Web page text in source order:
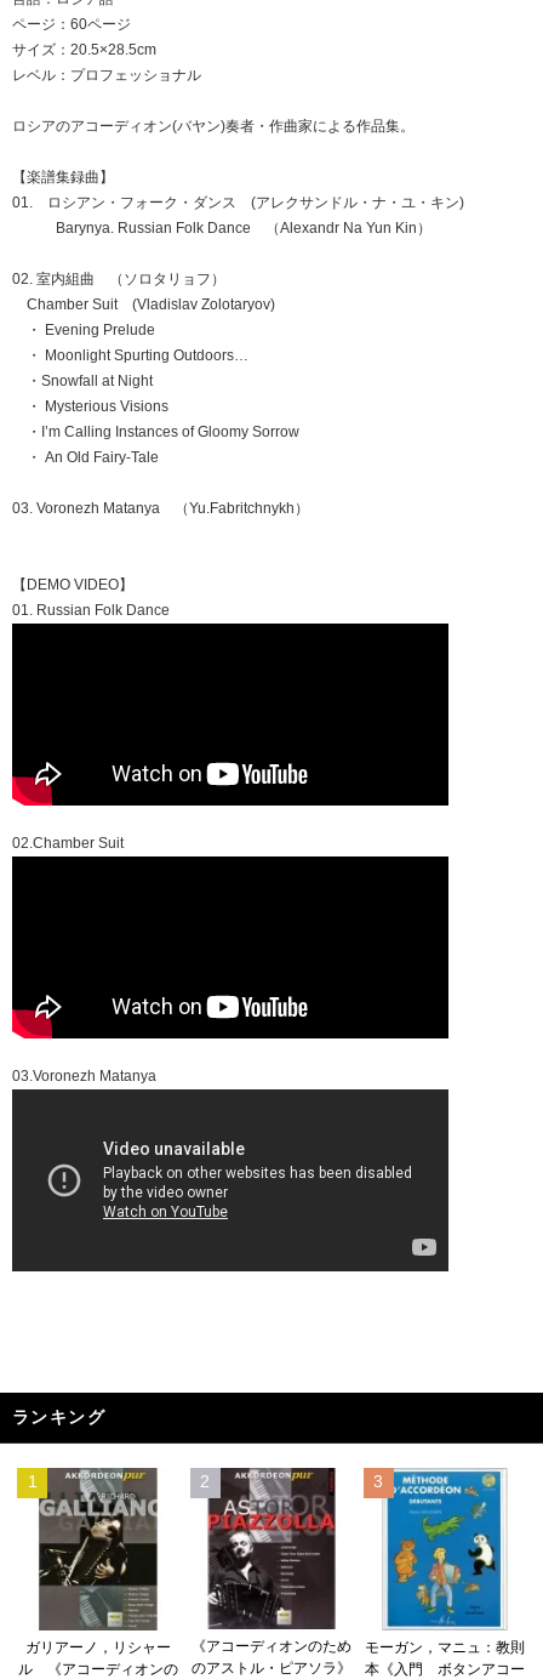
ページ：60ページ
サイズ：20.5×28.5cm
レベル：プロフェッショナル
ロシアのアコーディオン(バヤン)奏者・作曲家による作品集。
【楽譜集録曲】
01. ロシアン・フォーク・ダンス (アレクサンドル・ナ・ユ・キン)
Barynya. Russian Folk Dance （Alexandr Na Yun Kin）
02. 室内組曲 （ソロタリョフ）
Chamber Suit (Vladislav Zolotaryov)
・ Evening Prelude
・ Moonlight Spurting Outdoors…
・Snowfall at Night
・ Mysterious Visions
・I’m Calling Instances of Gloomy Sorrow
・ An Old Fairy-Tale
03. Voronezh Matanya （Yu.Fabritchnykh）
【DEMO VIDEO】
01. Russian Folk Dance
02.Chamber Suit
03.Voronezh Matanya
ランキング
1
ガリアーノ，リシャー
ル 《アコーディオンの
2
《アコーディオンのため
のアストル・ピアソラ》
3
モーガン，マニュ：教則
本《入門 ボタンアコー